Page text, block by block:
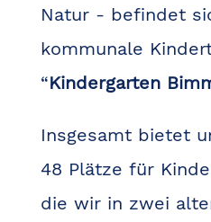
Natur - befindet
kommunale
“Kindergarten
Insgesamt bietet
48 Plätze für
die wir in zwei